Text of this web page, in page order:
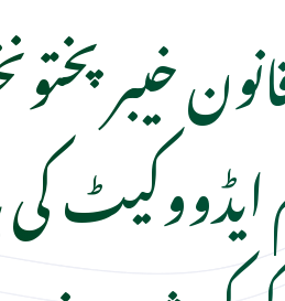
خیبر
ایڈووکیٹ